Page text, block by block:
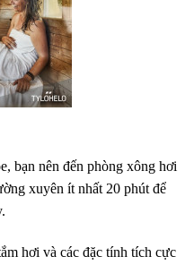
bạn nên đến phòng xông hơi
xuyên ít nhất 20 phút để
hơi và các đặc tính tích cực